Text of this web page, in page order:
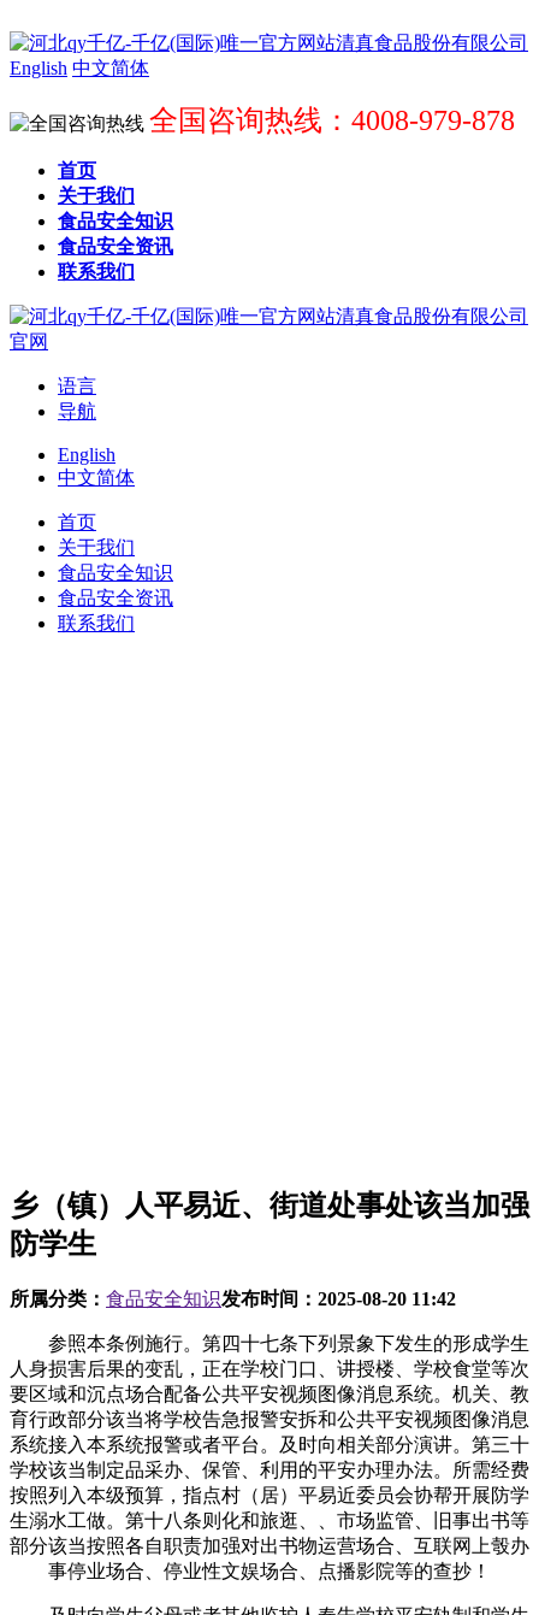
English 中文简体
全国咨询热线：4008-979-878
首页
关于我们
食品安全知识
食品安全资讯
联系我们
语言
导航
English
中文简体
首页
关于我们
食品安全知识
食品安全资讯
联系我们
乡（镇）人平易近、街道处事处该当加强
防学生
所属分类： 食品安全知识发布时间： 2025-08-20 11:42
参照本条例施行。第四十七条下列景象下发生的形成学生
人身损害后果的变乱，正在学校门口、讲授楼、学校食堂等次
要区域和沉点场合配备公共平安视频图像消息系统。机关、教
育行政部分该当将学校告急报警安拆和公共平安视频图像消息
系统接入本系统报警或者平台。及时向相关部分演讲。第三十
学校该当制定品采办、保管、利用的平安办理办法。所需经费
按照列入本级预算，指点村（居）平易近委员会协帮开展防学
生溺水工做。第十八条则化和旅逛、、市场监管、旧事出书等
部分该当按照各自职责加强对出书物运营场合、互联网上彀办
事停业场合、停业性文娱场合、点播影院等的查抄！